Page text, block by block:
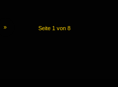
Seite 1 von 8
»